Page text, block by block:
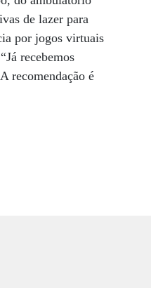
de lazer para
por jogos virtuais
recebemos
recomendação é